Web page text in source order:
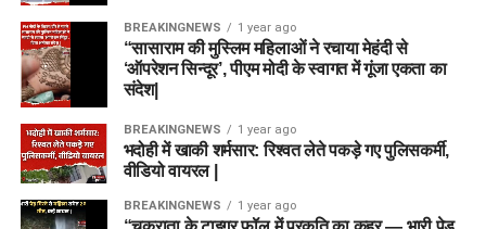
BREAKINGNEWS 1 year ago
“सासाराम की मुस्लिम महिलाओं ने रचाया मेहंदी से
‘ऑपरेशन सिन्दूर’, पीएम मोदी के स्वागत में गूंजा एकता का
संदेश|
BREAKINGNEWS 1 year ago
भदोही में खाकी शर्मसार: रिश्वत लेते पकड़े गए पुलिसकर्मी,
वीडियो वायरल |
BREAKINGNEWS 1 year ago